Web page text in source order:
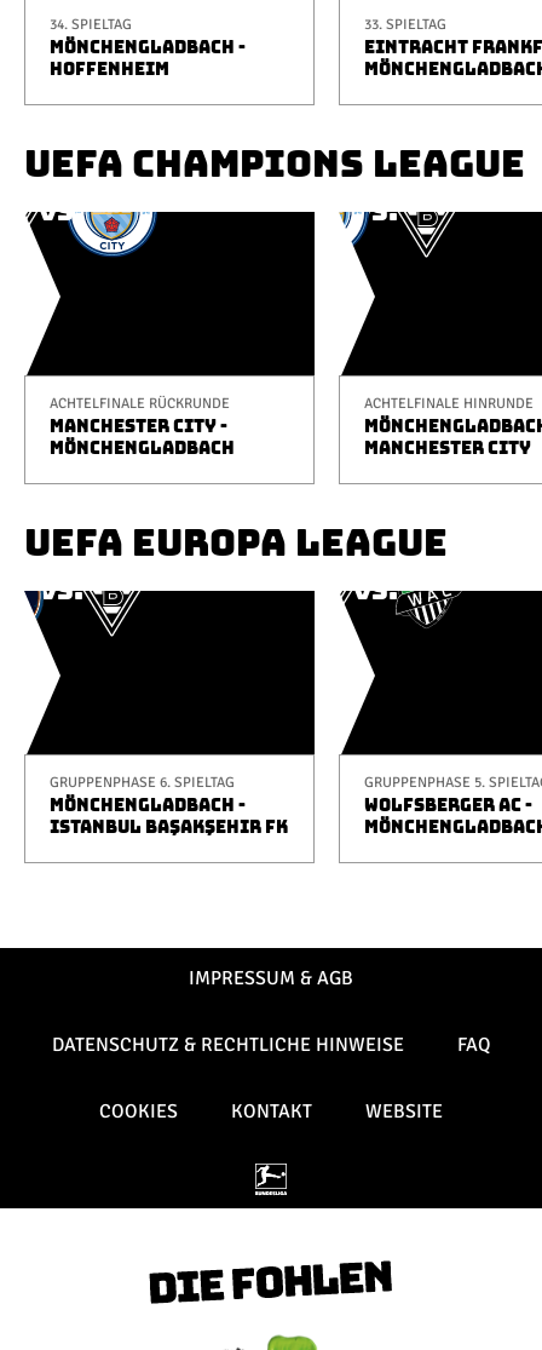
34. SPIELTAG
MÖNCHENGLADBACH -
HOFFENHEIM
33. SPIELTAG
EINTRACHT
UEFA CHAMPIONS LEAGUE
ACHTELFINALE RÜCKRUNDE
MANCHESTER CITY -
MÖNCHENGLADBACH
ACHTELFINALE HINRUNDE
MANCHESTER CITY
UEFA EUROPA LEAGUE
GRUPPENPHASE 6. SPIELTAG
MÖNCHENGLADBACH -
ISTANBUL BAŞAKŞEHIR FK
GRUPPENPHASE 5.
WOLFSBERGER AC -
IMPRESSUM & AGB
DATENSCHUTZ & RECHTLICHE HINWEISE FAQ
COOKIES KONTAKT WEBSITE